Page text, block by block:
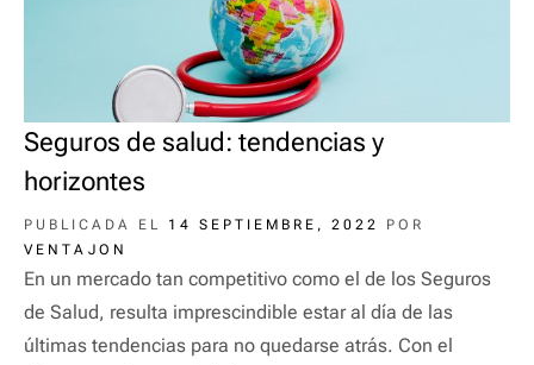
Seguros de salud: tendencias y
horizontes
PUBLICADA EL 14 SEPTIEMBRE, 2022
POR
VENTAJON
En un mercado tan competitivo como el de los Seguros
de Salud, resulta imprescindible estar al día de las
últimas tendencias para no quedarse atrás. Con el